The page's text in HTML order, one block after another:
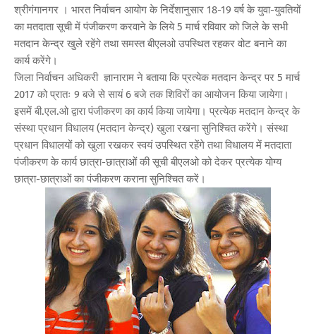
श्रीगंगानगर । भारत निर्वाचन आयोग के निर्देशानुसार 18-19 वर्ष के युवा-युवतियों
का मतदाता सूची में पंजीकरण करवाने के लिये 5 मार्च रविवार को जिले के सभी
मतदान केन्द्र खुले रहेंगे तथा समस्त बीएलओ उपस्थित रहकर वोट बनाने का
कार्य करेंगे।
जिला निर्वाचन अधिकरी ज्ञानाराम ने बताया कि प्रत्येक मतदान केन्द्र पर 5 मार्च
2017 को प्रातः 9 बजे से सायं 6 बजे तक शिविरों का आयोजन किया जायेगा।
इसमें बी.एल.ओ द्वारा पंजीकरण का कार्य किया जायेगा। प्रत्येक मतदान केन्द्र के
संस्था प्रधान विधालय (मतदान केन्द्र) खुला रखना सुनिश्चित करेंगे। संस्था
प्रधान विधालयों को खुला रखकर स्वयं उपस्थित रहेंगे तथा विधालय में मतदाता
पंजीकरण के कार्य छात्रा-छात्राओं की सूची बीएलओ को देकर प्रत्येक योग्य
छात्रा-छात्राओं का पंजीकरण कराना सुनिश्चित करें।